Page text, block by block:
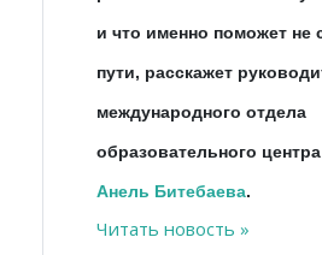
и что именно поможет не
пути, расскажет
международного отдела
образовательного центра
Анель Битебаева.
Читать новость »